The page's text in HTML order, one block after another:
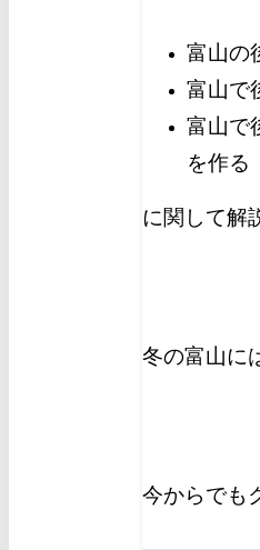
富山の
富山で
富山で
を作る
に関して解
冬の富山に
今からでも